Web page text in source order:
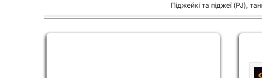
Піджейкі та піджеї (PJ),